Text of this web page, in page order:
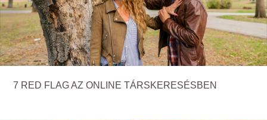
7 RED FLAG AZ ONLINE TÁRSKERESÉSBEN